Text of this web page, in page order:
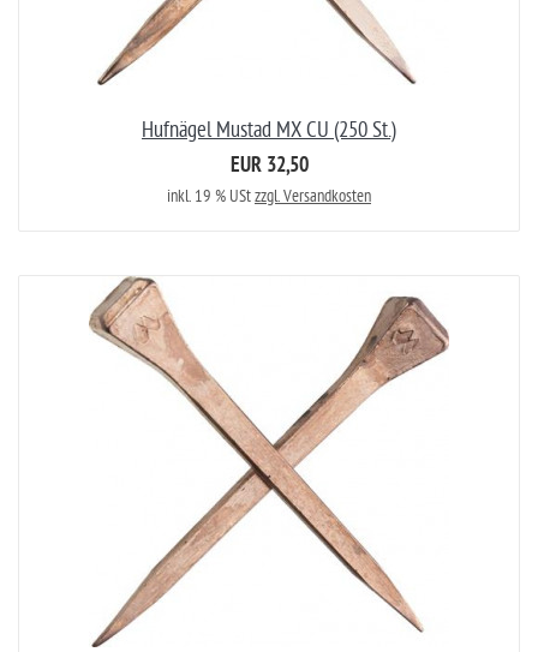
Hufnägel Mustad MX CU (250 St.)
EUR 32,50
inkl. 19 % UStzzgl. Versandkosten